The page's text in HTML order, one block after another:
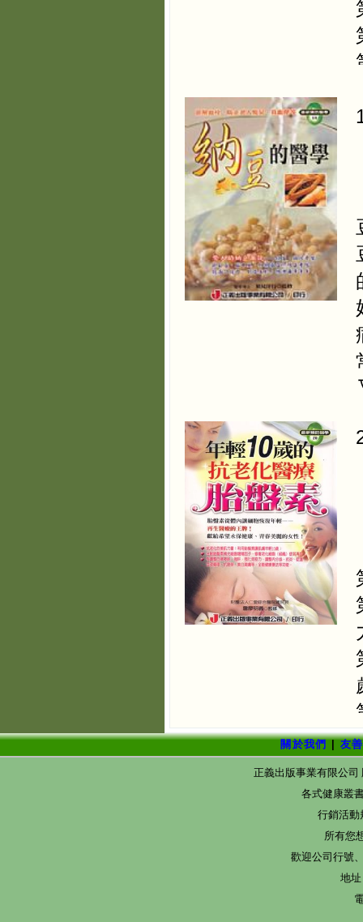
關於我們 友
正義出版事業有限公司
各式健康叢
行銷活動
所有您
歡迎公司行號
地